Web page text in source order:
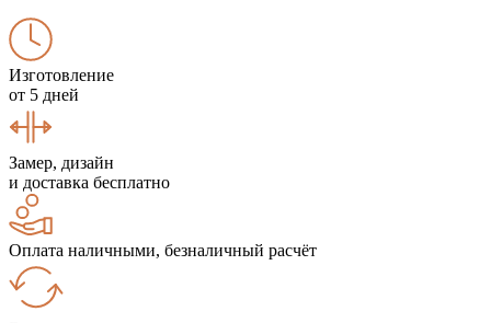
Изготовление
от 5 дней
Замер, дизайн
и доставка бесплатно
Оплата наличными, безналичный расчёт